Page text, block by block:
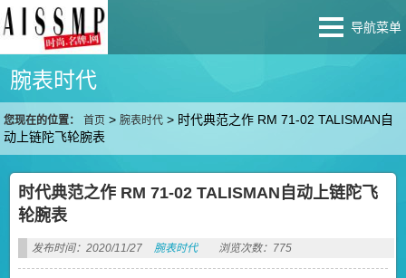
导航菜单
腕表时代
您现在的位置： 首页 >腕表时代 > 时代典范之作 RM 71-02 TALISMAN自
动上链陀飞轮腕表
时代典范之作 RM 71-02 TALISMAN自动上链陀飞
轮腕表
发布时间：2020/11/27 腕表时代 浏览次数：775